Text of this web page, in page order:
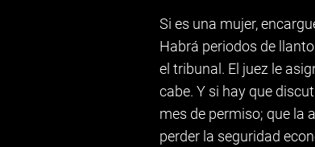
Si es una mujer,
Habrá periodos de
el tribunal. El juez le
cabe. Y si hay que
mes de permiso; que la
perder la seguridad